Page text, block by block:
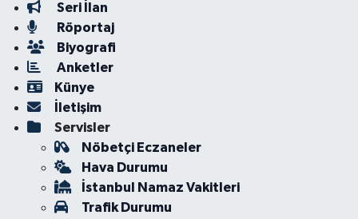
Seri İlan
Röportaj
Biyografi
Anketler
Künye
İletişim
Servisler
Nöbetçi Eczaneler
Hava Durumu
İstanbul Namaz Vakitleri
Trafik Durumu